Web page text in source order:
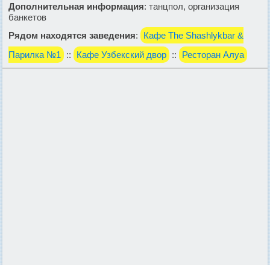
Дополнительная информация: танцпол, организация
банкетов
Рядом находятся заведения:
Кафе The Shashlykbar &
Парилка №1
:: Кафе Узбекский двор :: Ресторан Алуа